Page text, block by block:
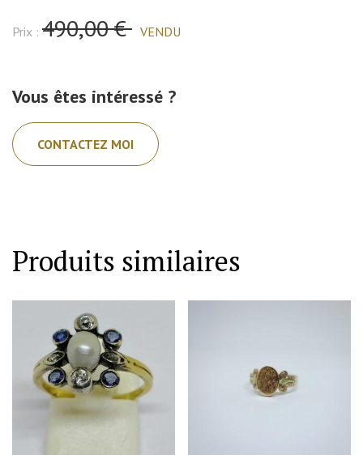
Prix : 490,00 € VENDU
Vous êtes intéressé ?
CONTACTEZ MOI
Produits similaires